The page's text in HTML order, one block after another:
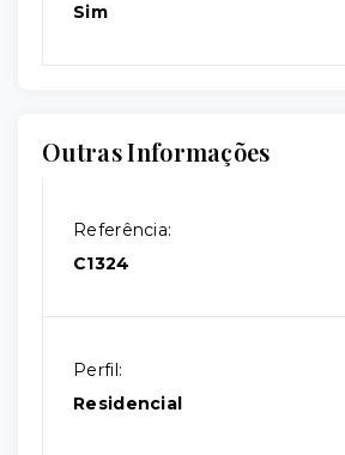
Sim
Outras Informações
Referência:
C1324
Perfil:
Residencial